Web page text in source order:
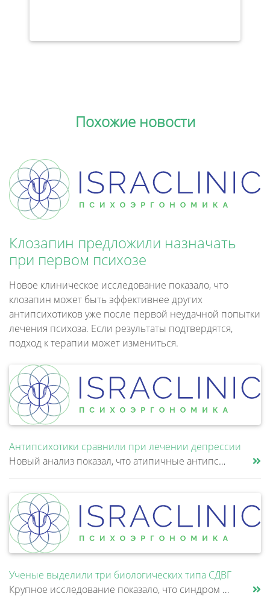
Похожие новости
Клозапин предложили назначать
при первом психозе
Новое клиническое исследование показало, что
клозапин может быть эффективнее других
антипсихотиков уже после первой неудачной попытки
лечения психоза. Если результаты подтвердятся,
подход к терапии может измениться.
Антипсихотики сравнили при лечении депрессии
Новый анализ показал, что атипичные антипсихотики, которые иногда добавляют к антидепрессантам при большом депрессивном......
Ученые выделили три биологических типа СДВГ
Крупное исследование показало, что синдром дефицита внимания и гиперактивности (СДВГ) может включать не два, а три биоло......